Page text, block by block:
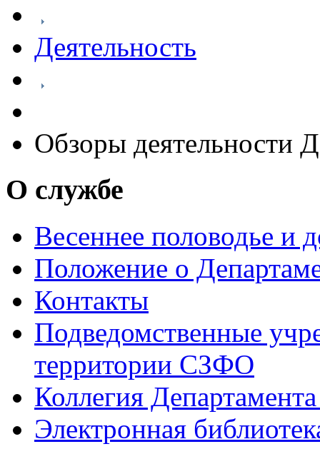
Деятельность
Обзоры деятельности
О службе
Весеннее половодье и
Положение о
Контакты
Подведомственные
территории СЗФО
Коллегия
Электронная